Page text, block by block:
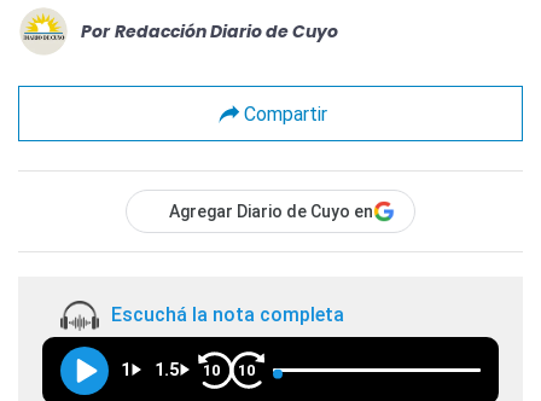
Por Redacción Diario de Cuyo
Compartir
Agregar Diario de Cuyo en
Escuchá la nota completa
1 1.5 10 10